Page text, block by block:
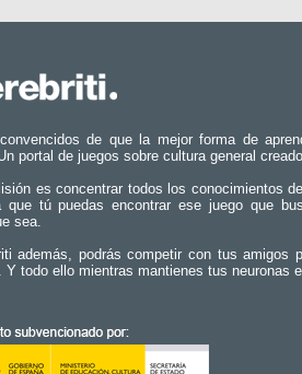
de que la mejor forma de
portal de juegos sobre cultura general
es concentrar todos los conocimientos
que tú puedas encontrar ese juego que
sea.
además, podrás competir con tus amigos
Y todo ello mientras mantienes tus neuronas